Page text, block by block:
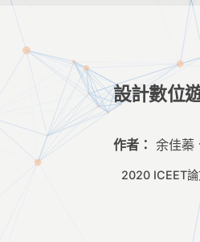
設計數位
作者： 余佳蓁
2020 ICEET